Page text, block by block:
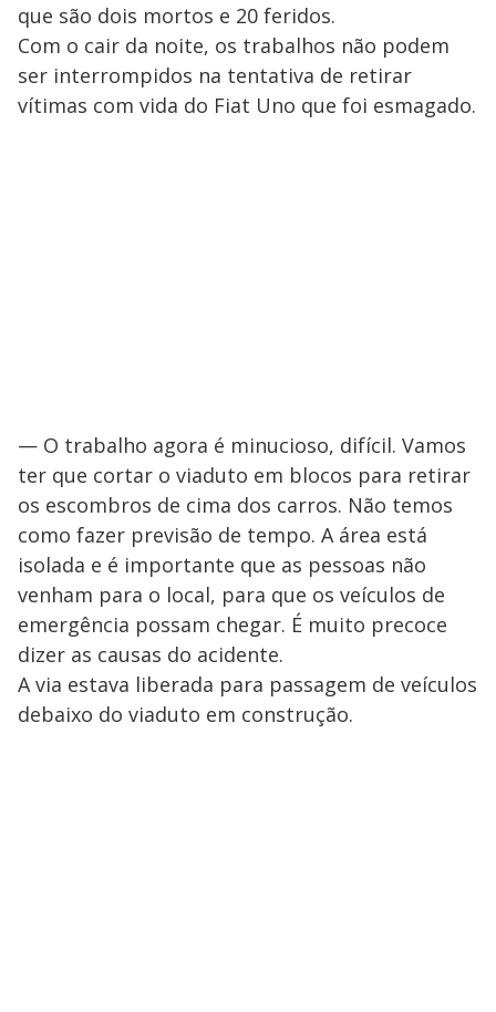
que são dois mortos e 20 feridos.
Com o cair da noite, os trabalhos não podem
ser interrompidos na tentativa de retirar
vítimas com vida do Fiat Uno que foi esmagado.
— O trabalho agora é minucioso, difícil. Vamos
ter que cortar o viaduto em blocos para retirar
os escombros de cima dos carros. Não temos
como fazer previsão de tempo. A área está
isolada e é importante que as pessoas não
venham para o local, para que os veículos de
emergência possam chegar. É muito precoce
dizer as causas do acidente.
A via estava liberada para passagem de veículos
debaixo do viaduto em construção.